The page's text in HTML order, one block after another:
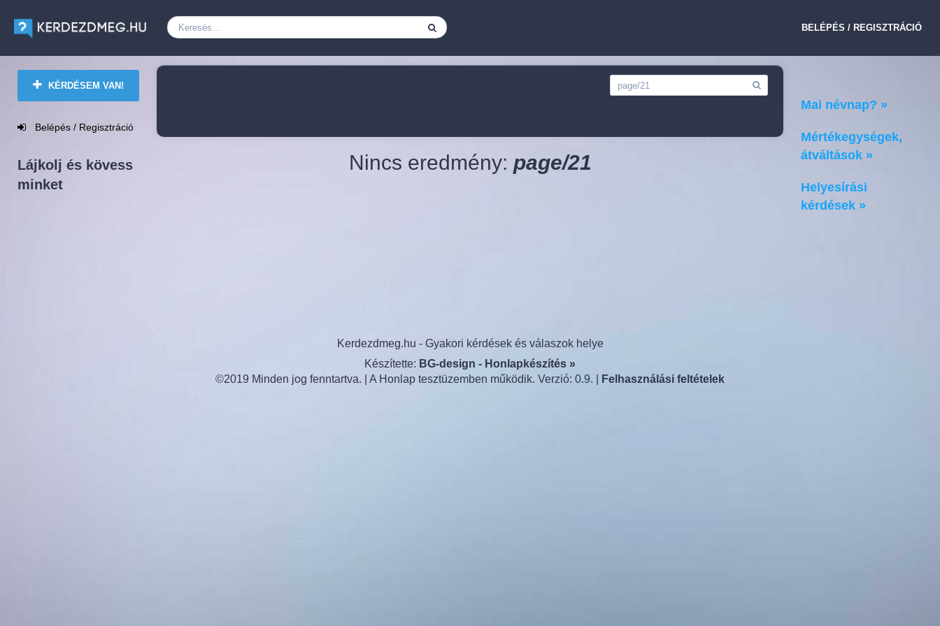
BELÉPÉS / REGISZTRÁCIÓ
KÉRDÉSEM VAN!
Belépés / Regisztráció
Lájkolj és kövess
minket
Nincs eredmény: page/21
Mai névnap? »
Mértékegységek,
átváltások »
Helyesírási
kérdések »
Kerdezdmeg.hu - Gyakori kérdések és válaszok helye
Készítette: BG-design - Honlapkészítés »
©2019 Minden jog fenntartva. | A Honlap tesztüzemben működik. Verzió: 0.9. |
Felhasználási feltételek